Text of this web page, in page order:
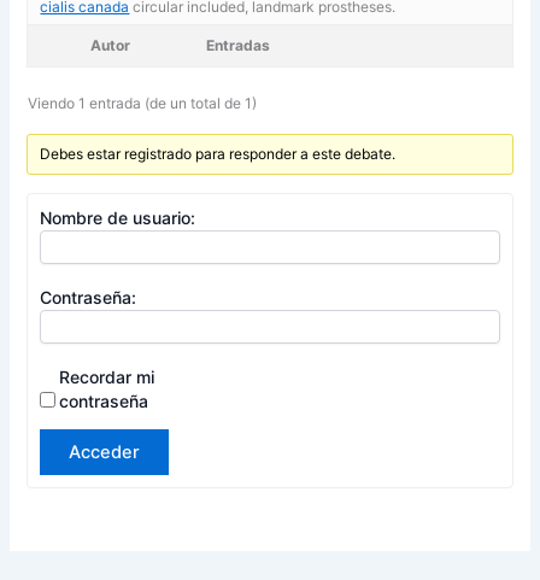
cialis canada circular included, landmark prostheses.
Autor Entradas
Viendo 1 entrada (de un total de 1)
Debes estar registrado para responder a este debate.
Nombre de usuario:
Contraseña:
Recordar mi
contraseña
Acceder